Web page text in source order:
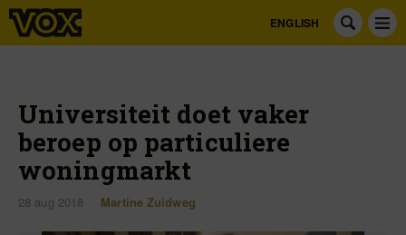
ENGLISH
Universiteit doet vaker
beroep op particuliere
woningmarkt
28 aug 2018 Martine Zuidweg